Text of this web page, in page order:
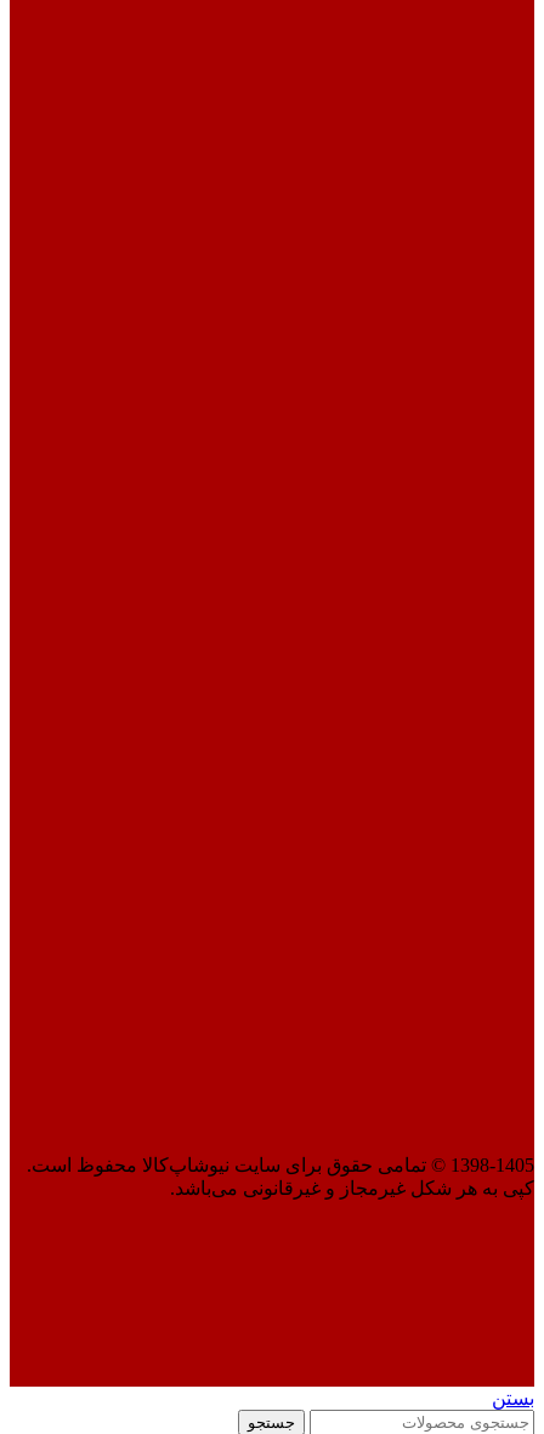
1398-1405 © تمامی حقوق برای سایت نیوشاپ‌کالا محفوظ است.
کپی به هر شکل غیرمجاز و غیرقانونی می‌باشد.
بستن
جستجو